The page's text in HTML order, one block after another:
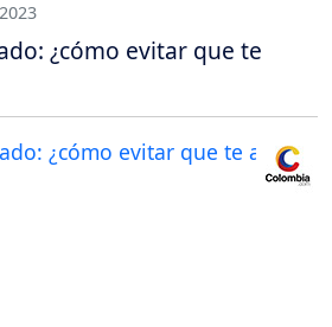
¿cómo evitar que te